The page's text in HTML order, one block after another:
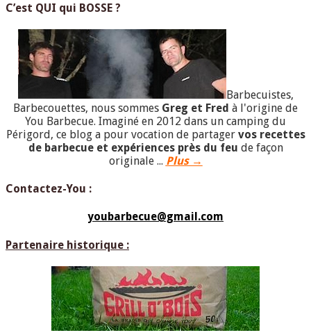
C’est QUI qui BOSSE ?
Barbecuistes,
Barbecouettes, nous sommes Greg et Fred à l'origine de
You Barbecue. Imaginé en 2012 dans un camping du
Périgord, ce blog a pour vocation de partager vos recettes
de barbecue et expériences près du feu de façon
originale ... Plus →
Contactez-You :
youbarbecue@gmail.com
Partenaire historique :